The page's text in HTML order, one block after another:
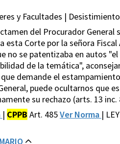
y Facultades |
del Procurador
Corte por la señora
no se patentizaba en autos
de la temática",
demande el
puede ocultarnos que
su rechazo (arts. 13 inc.
| CPPB Art. 485Ver Norma |